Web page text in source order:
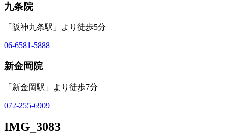
九条院
「阪神九条駅」より徒歩5分
06-6581-5888
新金岡院
「新金岡駅」より徒歩7分
072-255-6909
IMG_3083